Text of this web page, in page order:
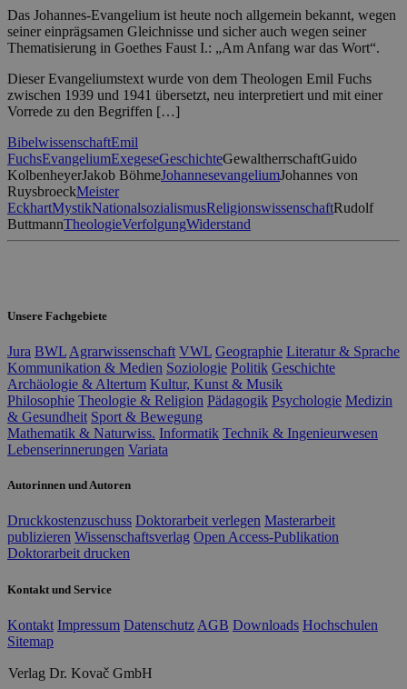
Das Johannes-Evangelium ist heute noch allgemein bekannt, wegen
seiner einprägsamen Gleichnisse und sicher auch wegen seiner
Thematisierung in Goethes Faust I.: „Am Anfang war das Wort“.
Dieser Evangeliumstext wurde von dem Theologen Emil Fuchs
zwischen 1939 und 1941 übersetzt, neu interpretiert und mit einer
Vorrede zu den Begriffen […]
BibelwissenschaftEmil
FuchsEvangeliumExegeseGeschichteGewaltherrschaftGuido
KolbenheyerJakob BöhmeJohannesevangeliumJohannes von
RuysbroeckMeister
EckhartMystikNationalsozialismusReligionswissenschaftRudolf
ButtmannTheologieVerfolgungWiderstand
Unsere Fachgebiete
Jura BWL Agrarwissenschaft VWL Geographie Literatur & Sprache
Kommunikation & Medien Soziologie Politik Geschichte
Archäologie & Altertum Kultur, Kunst & Musik
Philosophie Theologie & Religion Pädagogik Psychologie Medizin
& Gesundheit Sport & Bewegung
Mathematik & Naturwiss. Informatik Technik & Ingenieurwesen
Lebenserinnerungen Variata
Autorinnen und Autoren
Druckkostenzuschuss Doktorarbeit verlegen Masterarbeit
publizieren Wissenschaftsverlag Open Access-Publikation
Doktorarbeit drucken
Kontakt und Service
Kontakt Impressum Datenschutz AGB Downloads Hochschulen
Sitemap
Verlag Dr. Kovač GmbH